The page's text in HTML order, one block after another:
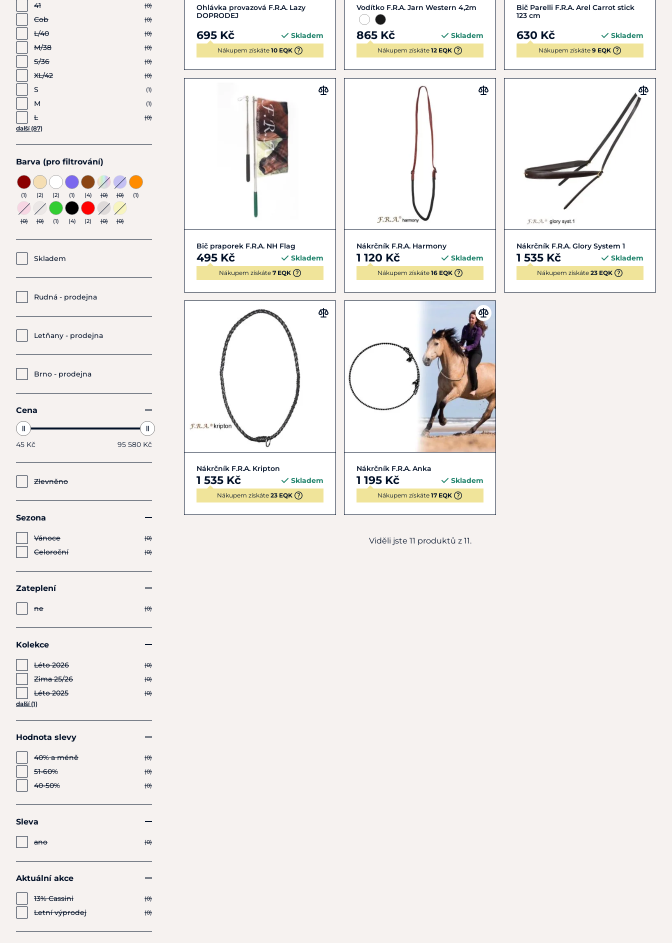
41 (0)
Cob (0)
L/40 (0)
M/38 (0)
S/36 (0)
XL/42 (0)
S (1)
M (1)
L (0)
další (87)
Barva (pro filtrování)
(1) (2) (2) (1) (4) (0) (0) (1)
(0) (0) (1) (4) (2) (0) (0)
Skladem
Rudná - prodejna
Letňany - prodejna
Brno - prodejna
Cena
45 Kč 95 580 Kč
Zlevněno
Sezona
Vánoce (0)
Celoroční (0)
Zateplení
ne (0)
Kolekce
Léto 2026 (0)
Zima 25/26 (0)
Léto 2025 (0)
další (1)
Hodnota slevy
40% a méně (0)
51-60% (0)
40-50% (0)
Sleva
ano (0)
Aktuální akce
13% Cassini (0)
Letní výprodej (0)
Zobrazit detail
Ohlávka provazová F.R.A. Lazy
DOPRODEJ
695 Kč Skladem
Nákupem získáte 10 EQK
Zobrazit detail
Vodítko F.R.A. Jarn Western 4,2m
865 Kč Skladem
Nákupem získáte12 EQK
Zobrazit detail
Bič Parelli F.R.A. Arel Carrot stick
123 cm
630 Kč Skladem
Nákupem získáte9 EQK
Zobrazit detail
Bič praporek F.R.A. NH Flag
495 Kč Skladem
Nákupem získáte 7 EQK
Zobrazit detail
Nákrčník F.R.A. Harmony
1 120 Kč Skladem
Nákupem získáte 16 EQK
Zobrazit detail
Nákrčník F.R.A. Glory System 1
1 535 Kč Skladem
Nákupem získáte23 EQK
Zobrazit detail
Nákrčník F.R.A. Kripton
1 535 Kč Skladem
Nákupem získáte23 EQK
Zobrazit detail
Nákrčník F.R.A. Anka
1 195 Kč Skladem
Nákupem získáte17 EQK
Viděli jste 11 produktů z 11.